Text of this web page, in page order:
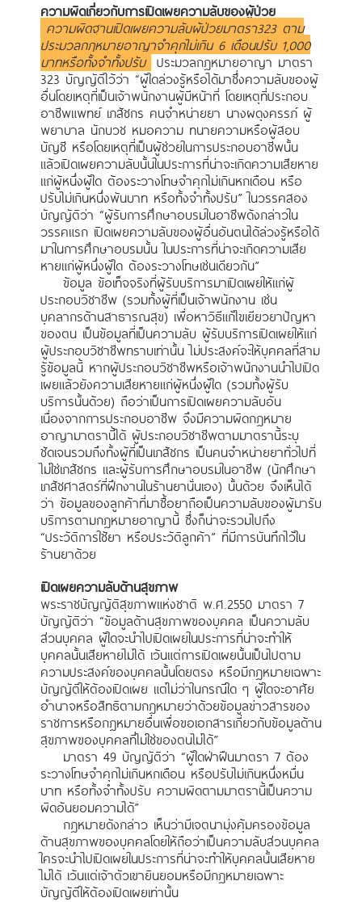
ความผิดเกี่ยวกับการเปิดเผยความลับของผู้ป่วย
ความผิดฐานเปิดเผยความลับผู้ป่วยมาตรา323 ตาม
ประมวลกฎหมายอาญาจำคุกไม่เกิน 6 เดือนปรับ 1,000
บาทหรือทั้งจำทั้งปรับ ประมวลกฎหมายอาญา มาตรา
323 บัญญัติไว้ว่า “ผู้ใดล่วงรู้หรือได้มาซึ่งความลับของผู้
อื่นโดยเหตุที่เป็นเจ้าพนักงานผู้มีหน้าที่ โดยเหตุที่ประกอบ
อาชีพแพทย์ เภสัชกร คนจำหน่ายยา นางผดุงครรภ์ ผู้
พยาบาล นักบวช หมอความ ทนายความหรือผู้สอบ
บัญชี หรือโดยเหตุที่เป็นผู้ช่วยในการประกอบอาชีพนั้น
แล้วเปิดเผยความลับนั้นในประการที่น่าจะเกิดความเสียหาย
แก่ผู้หนึ่งผู้ใด ต้องระวางโทษจำคุกไม่เกินหกเดือน หรือ
ปรับไม่เกินหนึ่งพันบาท หรือทั้งจำทั้งปรับ” ในวรรคสอง
บัญญัติว่า “ผู้รับการศึกษาอบรมในอาชีพดังกล่าวใน
วรรคแรก เปิดเผยความลับของผู้อื่นอันตนได้ล่วงรู้หรือได้
มาในการศึกษาอบรมนั้น ในประการที่น่าจะเกิดความเสีย
หายแก่ผู้หนึ่งผู้ใด ต้องระวางโทษเช่นเดียวกัน”
ข้อมูล ข้อเท็จจริงที่ผู้รับบริการมาเปิดเผยให้แก่ผู้
ประกอบวิชาชีพ (รวมทั้งผู้ที่เป็นเจ้าพนักงาน เช่น
บุคลากรด้านสาธารณสุข) เพื่อหาวิธีแก้ไขเยียวยาปัญหา
ของตน เป็นข้อมูลที่เป็นความลับ ผู้รับบริการเปิดเผยให้แก่
ผู้ประกอบวิชาชีพทราบเท่านั้น ไม่ประสงค์จะให้บุคคลที่สาม
รู้ข้อมูลนี้ หากผู้ประกอบวิชาชีพหรือเจ้าพนักงานนำไปเปิด
เผยแล้วยังความเสียหายแก่ผู้หนึ่งผู้ใด (รวมทั้งผู้รับ
บริการนั้นด้วย) ถือว่าเป็นการเปิดเผยความลับอัน
เนื่องจากการประกอบอาชีพ จึงมีความผิดกฎหมาย
อาญามาตรานี้ได้ ผู้ประกอบวิชาชีพตามมาตรานี้ระบุ
ชัดเจนรวมถึงทั้งผู้ที่เป็นเภสัชกร เป็นคนจำหน่ายยาทั่วไปที่
ไม่ใช่เภสัชกร และผู้รับการศึกษาอบรมในอาชีพ (นักศึกษา
เภสัชศาสตร์ที่ฝึกงานในร้านยานั่นเอง) นั้นด้วย จึงเห็นได้
ว่า ข้อมูลของลูกค้าที่มาซื้อยาถือเป็นความลับของผู้มารับ
บริการตามกฎหมายอาญานี้ ซึ่งก็น่าจะรวมไปถึง
“ประวัติการใช้ยา หรือประวัติลูกค้า” ที่มีการบันทึกไว้ใน
ร้านยาด้วย
เปิดเผยความลับด้านสุขภาพ
พระราชบัญญัติสุขภาพแห่งชาติ พ.ศ.2550 มาตรา 7
บัญญัติว่า “ข้อมูลด้านสุขภาพของบุคคล เป็นความลับ
ส่วนบุคคล ผู้ใดจะนำไปเปิดเผยในประการที่น่าจะทำให้
บุคคลนั้นเสียหายไม่ได้ เว้นแต่การเปิดเผยนั้นเป็นไปตาม
ความประสงค์ของบุคคลนั้นโดยตรง หรือมีกฎหมายเฉพาะ
บัญญัติให้ต้องเปิดเผย แต่ไม่ว่าในกรณีใด ๆ ผู้ใดจะอาศัย
อำนาจหรือสิทธิตามกฎหมายว่าด้วยข้อมูลข่าวสารของ
ราชการหรือกฎหมายอื่นเพื่อขอเอกสารเกี่ยวกับข้อมูลด้าน
สุขภาพของบุคคลที่ไม่ใช่ของตนไม่ได้”
มาตรา 49 บัญญัติว่า “ผู้ใดฝ่าฝืนมาตรา 7 ต้อง
ระวางโทษจำคุกไม่เกินหกเดือน หรือปรับไม่เกินหนึ่งหมื่น
บาท หรือทั้งจำทั้งปรับ ความผิดตามมาตรานี้เป็นความ
ผิดอันยอมความได้”
กฎหมายดังกล่าว เห็นว่ามีเจตนามุ่งคุ้มครองข้อมูล
ด้านสุขภาพของบุคคลโดยให้ถือว่าเป็นความลับส่วนบุคคล
ใครจะนำไปเปิดเผยในประการที่น่าจะทำให้บุคคลนั้นเสียหาย
ไม่ได้ เว้นแต่เจ้าตัวเขายินยอมหรือมีกฎหมายเฉพาะ
บัญญัติให้ต้องเปิดเผยเท่านั้น